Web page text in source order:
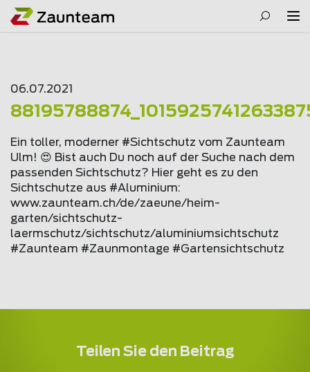
06.07.2021
Ein toller, moderner #Sichtschutz vom Zaunteam
Ulm! 😍 Bist auch Du noch auf der Suche nach dem
passenden Sichtschutz? Hier geht es zu den
Sichtschutze aus #Aluminium:
www.zaunteam.ch/de/zaeune/heim-
garten/sichtschutz-
laermschutz/sichtschutz/aluminiumsichtschutz
#Zaunteam #Zaunmontage #Gartensichtschutz
Teilen Sie den Beitrag